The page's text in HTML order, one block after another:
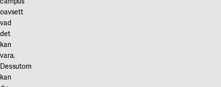
oavsett
vad
det
kan
vara.
Dessutom
kan